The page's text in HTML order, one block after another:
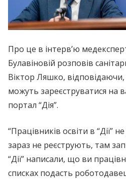
Про це в інтерв’ю
Булавіновій розповів
Віктор Ляшко,
можуть зареєструватися на
портал “Дія”.
“Працівників освіти в “Дії”
зараз не реєструють, там
“Дії” написали, що ви
списках подасть